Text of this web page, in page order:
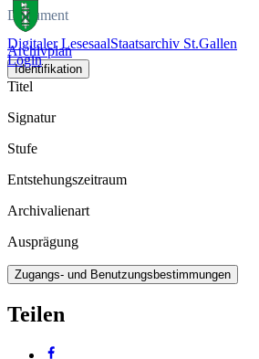
Digitaler LesesaalStaatsarchiv St.Gallen
Login
Dokument
Archivplan
Identifikation
Titel
Signatur
Stufe
Entstehungszeitraum
Archivalienart
Ausprägung
Zugangs- und Benutzungsbestimmungen
Teilen